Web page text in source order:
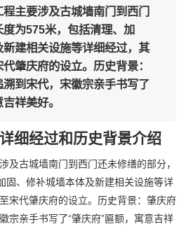
主要涉及古城墙南门到西门
为575米，包括清理、加
新建相关设施等详细经过，其
肇庆府的设立。历史背景：
到宋代，宋徽宗亲手书写了
祥美好。
细经过和历史背景介绍
及古城墙南门到西门还未修缮的部分，
固、修补城墙本体及新建相关设施等详
宋代肇庆府的设立。历史背景：肇庆府
宗亲手书写了“肇庆府”匾额，寓意吉祥